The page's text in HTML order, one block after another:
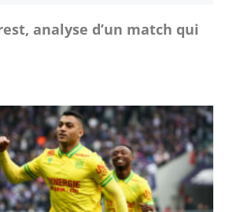
analyse d’un match qui